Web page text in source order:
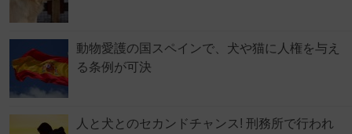
動物愛護の国スペインで、犬や猫に人権を与え
る条例が可決
人と犬とのセカンドチャンス! 刑務所で行われ